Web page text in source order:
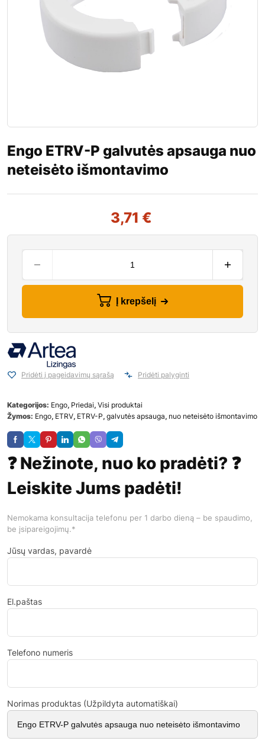
Engo ETRV-P galvutės apsauga nuo
neteisėto išmontavimo
3,71 €
Į krepšelį
Pridėti į pageidavimų sąrašą Pridėti palyginti
Kategorijos: Engo, Priedai, Visi produktai
Žymos: Engo, ETRV, ETRV-P, galvutės apsauga, nuo neteisėto išmontavimo
❓ Nežinote, nuo ko pradėti? ❓
Leiskite Jums padėti!
Nemokama konsultacija telefonu per 1 darbo dieną – be spaudimo,
be įsipareigojimų.*
Jūsų vardas, pavardė
El.paštas
Telefono numeris
Norimas produktas (Užpildyta automatiškai)